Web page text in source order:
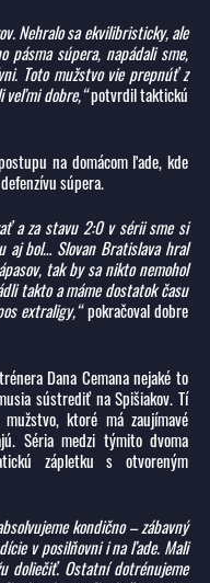
Nehralo sa ekvilibristicky, ale
pásma súpera, napádali sme,
Toto mužstvo vie prepnúť z
veľmi dobre,“potvrdil taktickú
na domácom ľade, kde
súpera.
a za stavu 2:0 v sérii sme si
aj bol… Slovan Bratislava hral
tak by sa nikto nemohol
takto a máme dostatok času
extraligy,“pokračoval dobre
Dana Cemana nejaké to
sústrediť na Spišiakov. Tí
ktoré má zaujímavé
Séria medzi týmito dvoma
zápletku s otvoreným
kondično – zábavný
v posilňovni i na ľade. Mali
doliečiť. Ostatní dotrénujeme